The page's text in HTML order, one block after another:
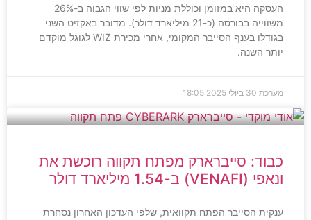
העסקה היא במזומן וכוללת מניות לפי שווי הגבוה ב-26%
משווייה בבורסה (כ-21 מיליארד דולר). מדובר באקזיט השני
בגודלו בענף הסייבר המקומי, אחרי מכירת WIZ לגוגל מוקדם
יותר השנה.
מערכת 30 ביולי 2025 18:05
כבוד: סייברארק מפתח תקווה רוכשת את
ונאפי (VENAFI) ב-1.54 מיליארד דולר
ענקית הסייבר הפתח תקוואית, שלפי העדכון האחרון נסחרת